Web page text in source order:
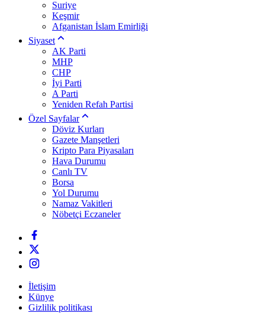
Suriye
Keşmir
Afganistan İslam Emirliği
Siyaset
AK Parti
MHP
CHP
İyi Parti
A Parti
Yeniden Refah Partisi
Özel Sayfalar
Döviz Kurları
Gazete Manşetleri
Kripto Para Piyasaları
Hava Durumu
Canlı TV
Borsa
Yol Durumu
Namaz Vakitleri
Nöbetçi Eczaneler
İletişim
Künye
Gizlilik politikası